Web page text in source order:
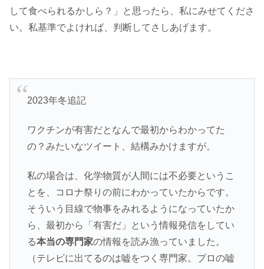
して食べられるかしら？」と思ったら、私にみせてくださ
い。私基準でよければ、判断してさしあげます。
2023年冬追記
ワクチンが有害だとなんで最初からわかってた
の？みたいなツイート、結構みかけますが。
私の場合は、化学物質が人間には不必要というこ
とを、コロナ祭りの前にわかっていたからです。
そういう目線で物事をみれるようになっていたか
ら、最初から「有害だ」という情報発信をしてい
る本当の専門家の情報を読み漁っていました。
（テレビに出てるのは嘘をつく専門家。プロの嘘